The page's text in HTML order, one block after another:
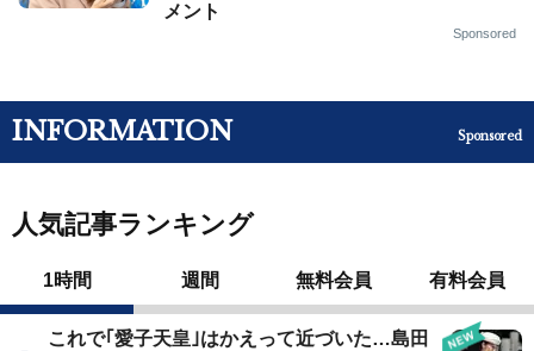
メント
Sponsored
INFORMATION Sponsored
人気記事ランキング
1時間 週間 無料会員 有料会員
これで｢愛子天皇｣はかえって近づいた…島田